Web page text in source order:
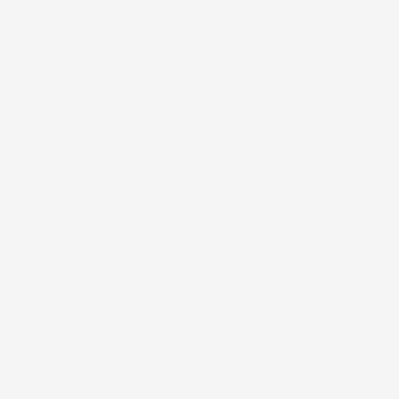
сотрудников, имеющих реальную возможность построить